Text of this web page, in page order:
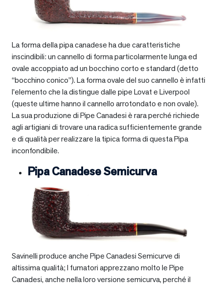
La forma della pipa canadese ha due caratteristiche
inscindibili: un cannello di forma particolarmente lunga ed
ovale accoppiato ad un bocchino corto e standard (detto
“bocchino conico”). La forma ovale del suo cannello è infatti
l’elemento che la distingue dalle pipe Lovat e Liverpool
(queste ultime hanno il cannello arrotondato e non ovale).
La sua produzione di Pipe Canadesi è rara perché richiede
agli artigiani di trovare una radica sufficientemente grande
e di qualità per realizzare la tipica forma di questa Pipa
inconfondibile.
Pipa Canadese Semicurva
Savinelli produce anche Pipe Canadesi Semicurve di
altissima qualità; I fumatori apprezzano molto le Pipe
Canadesi, anche nella loro versione semicurva, perché il